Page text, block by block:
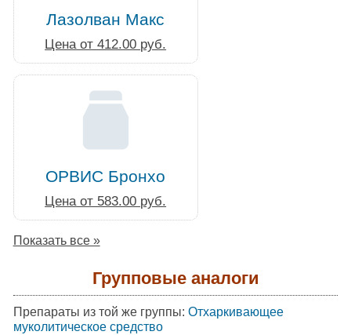
Лазолван Макс
Цена от 412.00 руб.
ОРВИС Бронхо
Цена от 583.00 руб.
Показать все »
Групповые аналоги
Препараты из той же группы: Отхаркивающее
муколитическое средство